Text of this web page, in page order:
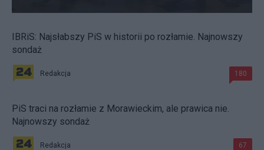
IBRiS: Najsłabszy PiS w historii po rozłamie. Najnowszy
sondaż
Redakcja 180
PiS traci na rozłamie z Morawieckim, ale prawica nie.
Najnowszy sondaż
Redakcja 67